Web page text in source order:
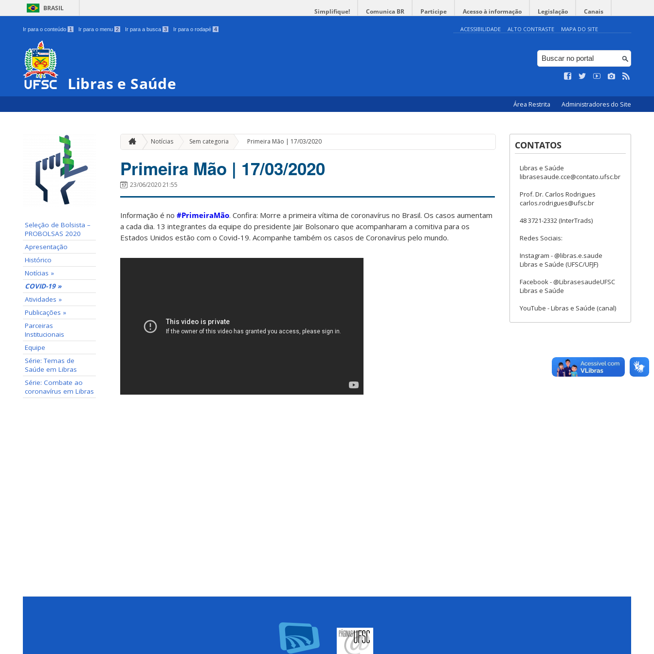
BRASIL Simplifique! Comunica BR Participe Acesso à informação Legislação Canais
Ir para o conteúdo 1 Ir para o menu 2 Ir para a busca 3 Ir para o rodapé 4 ACESSIBILIDADE ALTO CONTRASTE MAPA DO SITE
Libras e Saúde
Área Restrita Administradores do Site
Seleção de Bolsista –
PROBOLSAS 2020
Apresentação
Histórico
Notícias »
COVID-19 »
Atividades »
Publicações »
Parceiras
Institucionais
Equipe
Série: Temas de
Saúde em Libras
Série: Combate ao
coronavírus em Libras
Notícias Sem categoria » Primeira Mão | 17/03/2020
Primeira Mão | 17/03/2020
23/06/2020 21:55
Informação é no #PrimeiraMão. Confira: Morre a primeira vítima de coronavírus no Brasil. Os casos aumentam
a cada dia. 13 integrantes da equipe do presidente Jair Bolsonaro que acompanharam a comitiva para os
Estados Unidos estão com o Covid-19. Acompanhe também os casos de Coronavírus pelo mundo.
CONTATOS
Libras e Saúde
librasesaude.cce@contato.ufsc.br
Prof. Dr. Carlos Rodrigues
carlos.rodrigues@ufsc.br
48 3721-2332 (InterTrads)
Redes Sociais:
Instagram - @libras.e.saude
Libras e Saúde (UFSC/UFJF)
Facebook - @LibrasesaudeUFSC
Libras e Saúde
YouTube - Libras e Saúde (canal)